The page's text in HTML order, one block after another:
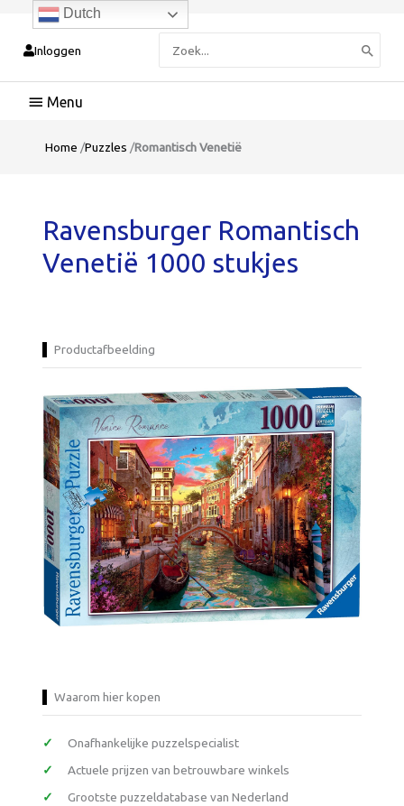
Inloggen
naar:
Hoofdmenu
Home /Puzzles /Romantisch Venetië
Ravensburger Romantisch
Venetië 1000 stukjes
Productafbeelding
Waarom hier kopen
Onafhankelijke puzzelspecialist
Actuele prijzen van betrouwbare winkels
Grootste puzzeldatabase van Nederland
Dutch